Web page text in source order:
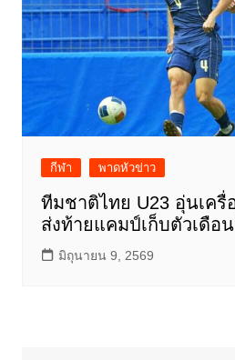
กีฬา พาดหัวข่าว
ทีมชาติไทย U23 อุ่นเครื่
ส่งท้ายแคมป์เก็บตัวเดือ
มิถุนายน 9, 2569